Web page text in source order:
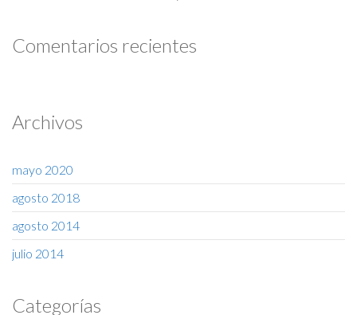
Comentarios recientes
Archivos
mayo 2020
agosto 2018
agosto 2014
julio 2014
Categorías